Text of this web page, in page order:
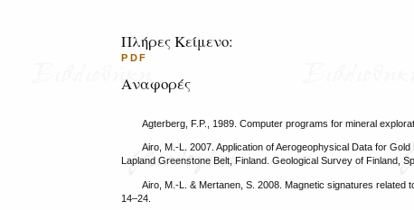
Πλήρες Κείμενο:
PDF
Αναφορές
Agterberg, F.P., 1989. Computer programs for mineral
Airo, M.-L. 2007. Application of Aerogeophysical Data for
Lapland Greenstone Belt, Finland. Geological Survey of Finland,
Airo, M.-L. & Mertanen, S. 2008. Magnetic signatures related
14–24.